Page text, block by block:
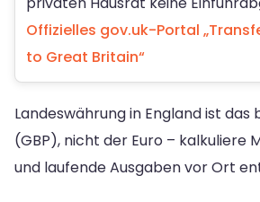
Offizielles gov.uk-Portal
to Great Britain“
Landeswährung in England ist das
(GBP), nicht der Euro – kalkuliere
und laufende Ausgaben vor Ort